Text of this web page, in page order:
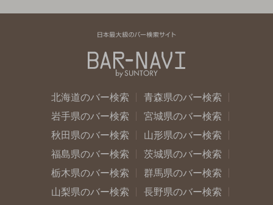
北海道のバー検索
青森県のバー検索
岩手県のバー検索
宮城県のバー検索
秋田県のバー検索
山形県のバー検索
福島県のバー検索
茨城県のバー検索
栃木県のバー検索
群馬県のバー検索
山梨県のバー検索
長野県のバー検索